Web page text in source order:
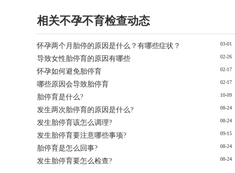
相关不孕不育检查动态
03-01
怀孕两个月胎停的原因是什么？有哪些症状？
02-26
导致女性胎停育的原因有哪些
02-17
怀孕如何避免胎停育
02-17
哪些原因会导致胎停育
10-09
胎停育是什么?
08-24
发生两次胎停育的原因是什么?
08-24
发生胎停育该怎么调理?
09-15
发生胎停育要注意哪些事项?
08-24
胎停育是怎么回事?
08-24
发生胎停育要怎么检查?